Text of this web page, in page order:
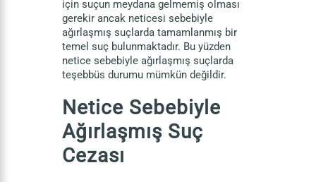
için suçun meydana gelmemiş olması
gerekir ancak neticesi sebebiyle
ağırlaşmış suçlarda tamamlanmış bir
temel suç bulunmaktadır. Bu yüzden
netice sebebiyle ağırlaşmış suçlarda
teşebbüs durumu mümkün değildir.
Netice Sebebiyle
Ağırlaşmış Suç
Cezası